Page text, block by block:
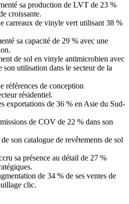
sa production de LVT de 23 %
croissante.
carreaux de vinyle vert utilisant 38 %
sa capacité de 29 % avec une
de sol en vinyle antimicrobien avec
son utilisation dans le secteur de la
références de conception
résidentiel.
exportations de 36 % en Asie du Sud-
de COV de 22 % dans son
son catalogue de revêtements de sol
sa présence au détail de 27 %
de 34 % de ses ventes de
clic.